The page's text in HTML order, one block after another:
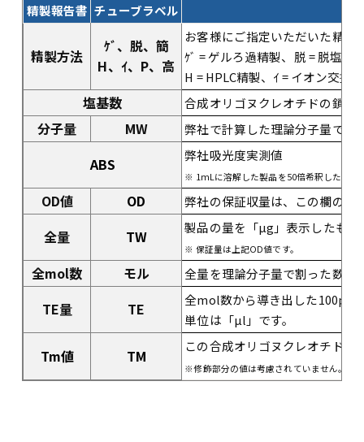
精製報告書 チューブラベル
精製方法
ｹﾞ、脱、簡
H、ｲ、P、高
お客様にご指定いただいた精製
ｹﾞ = ゲルろ過精製、脱 = 脱塩処
H = HPLC精製、ｲ = イオン交換
塩基数 合成オリゴヌクレオチドの鎖長
分子量 MW 弊社で計算した理論分子量です
ABS 弊社吸光度実測値
※ 1mLに溶解した製品を50倍希釈した溶液
OD値 OD 弊社の保証収量は、この欄の数
全量 TW 製品の量を「µg」表示したもの
※ 保証量は上記OD値です。
全mol数 モル 全量を理論分子量で割った数
TE量 TE
全mol数から導き出した
単位は「µl」です。
Tm値 TM
この合成オリゴヌクレオチド
※修飾部分の値は考慮されていません。